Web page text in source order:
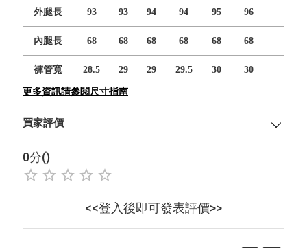
外腿長 93 93 94 94 95 96
內腿長 68 68 68 68 68 68
褲管寬 28.5 29 29 29.5 30 30
更多資訊請參閱尺寸指南
買家評價
0分()
<<登入後即可發表評價>>